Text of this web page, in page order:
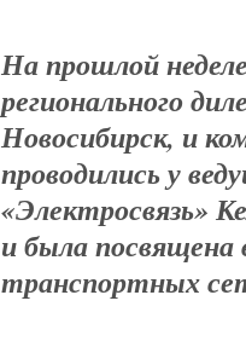
На прошлой
регионального
Новосибирск, и
проводились у
«Электросвязь»
и была посвящена
транспортных